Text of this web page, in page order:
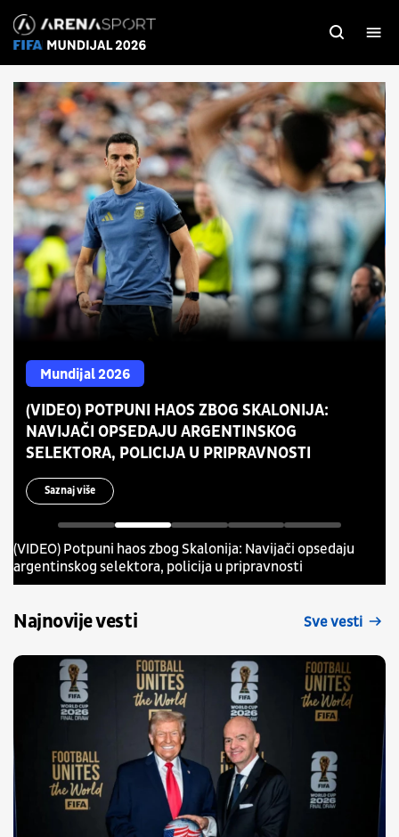
Mundijal 2026
(VIDEO) POTPUNI HAOS ZBOG SKALONIJA:
NAVIJAČI OPSEDAJU ARGENTINSKOG
SELEKTORA, POLICIJA U PRIPRAVNOSTI
Saznaj više
(VIDEO) Potpuni haos zbog Skalonija: Navijači opsedaju
argentinskog selektora, policija u pripravnosti
Najnovije vesti Sve vesti